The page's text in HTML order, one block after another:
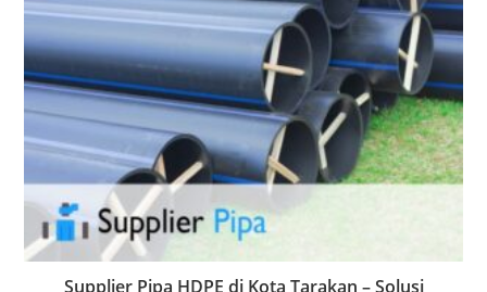
Supplier Pipa HDPE di Kota Tarakan – Solusi